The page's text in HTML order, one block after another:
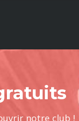
notre club !